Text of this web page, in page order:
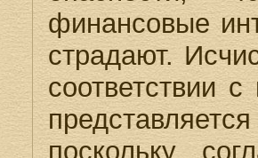
финансовые
страдают.
соответствии
поскольку